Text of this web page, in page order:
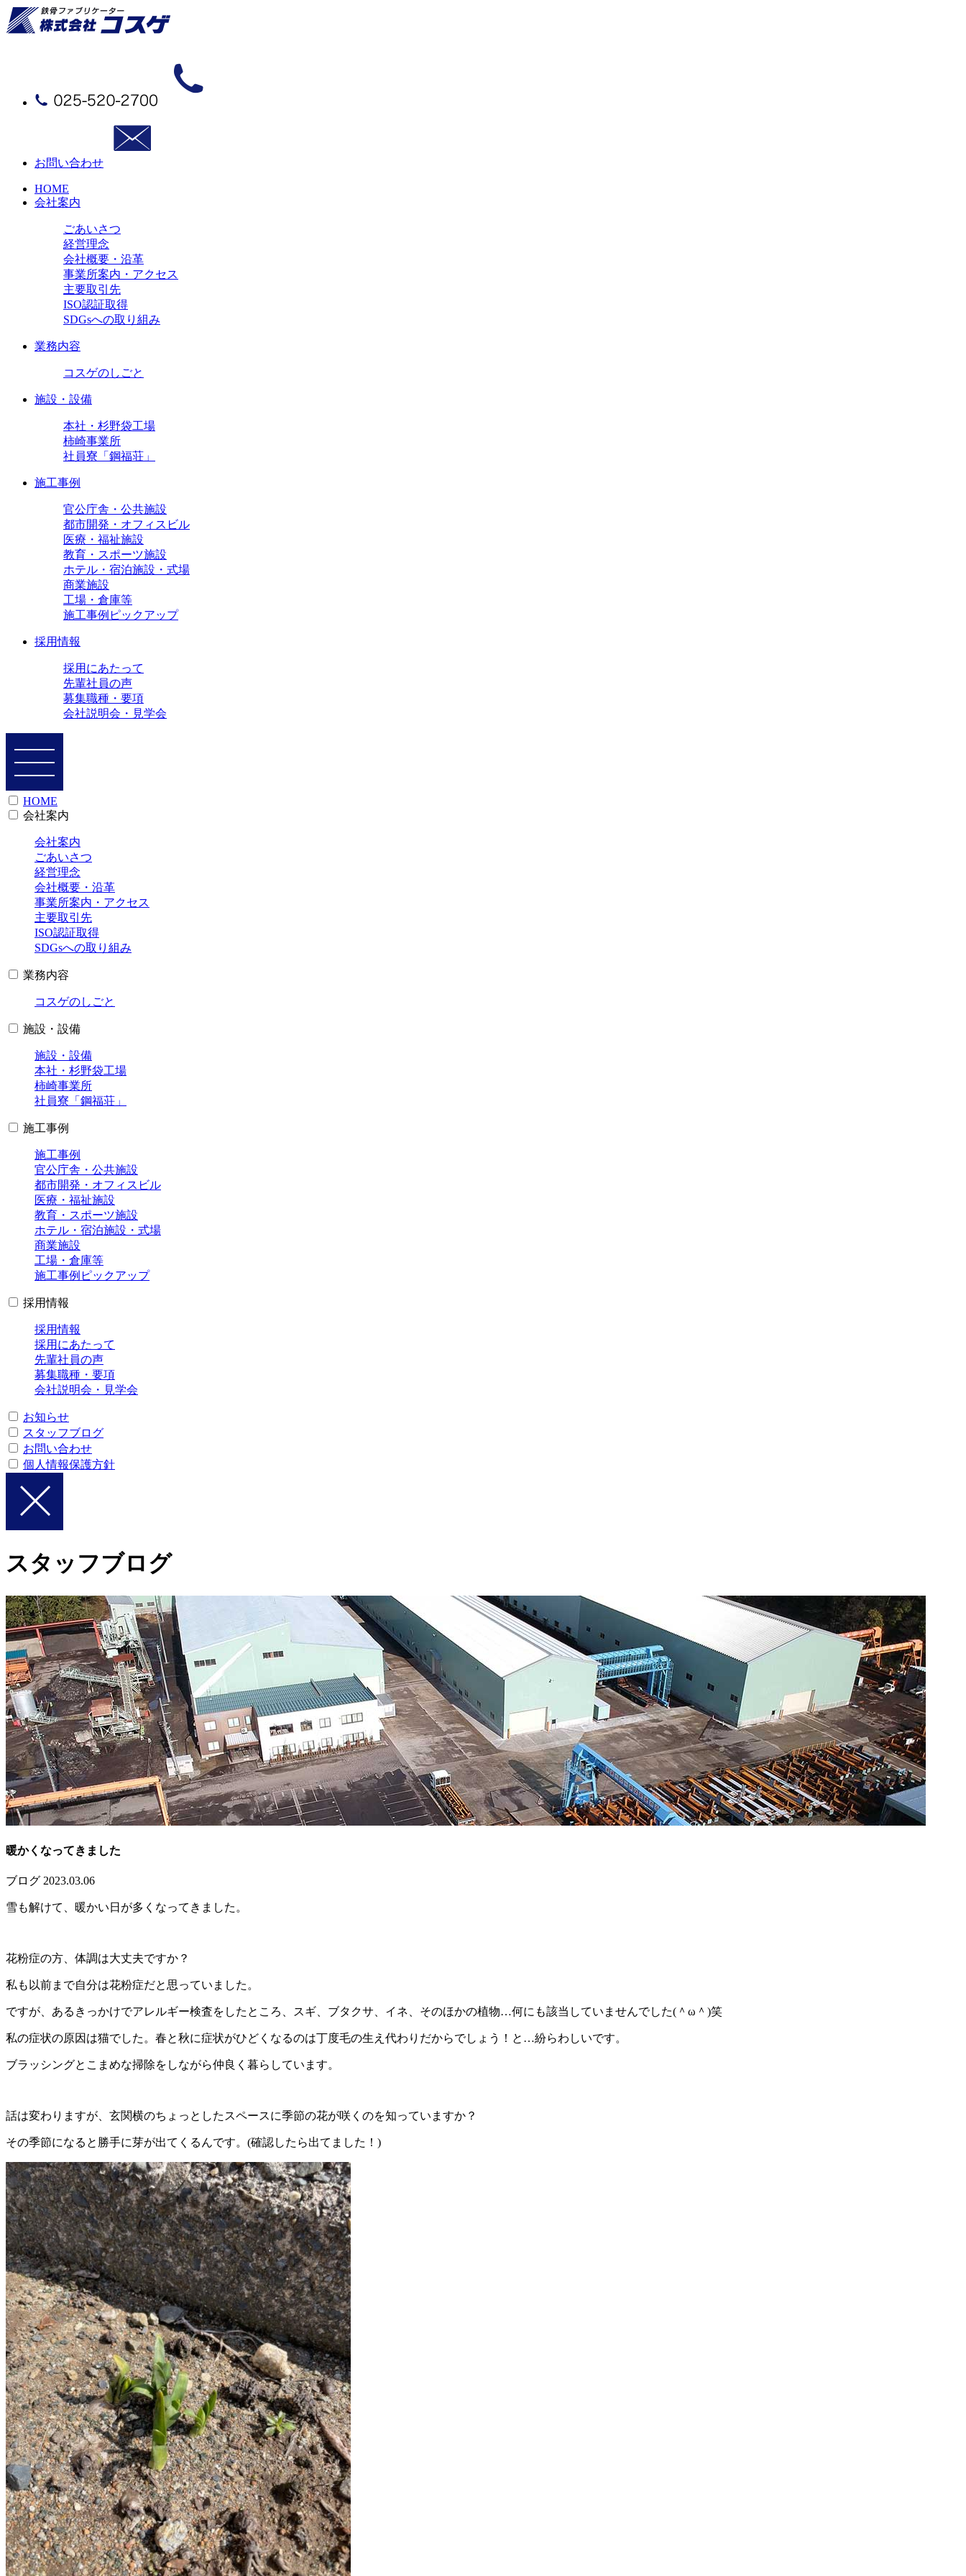
お問い合わせ
HOME
会社案内
ごあいさつ
経営理念
会社概要・沿革
事業所案内・アクセス
主要取引先
ISO認証取得
SDGsへの取り組み
業務内容
コスゲのしごと
施設・設備
本社・杉野袋工場
柿崎事業所
社員寮「鋼福荘」
施工事例
官公庁舎・公共施設
都市開発・オフィスビル
医療・福祉施設
教育・スポーツ施設
ホテル・宿泊施設・式場
商業施設
工場・倉庫等
施工事例ピックアップ
採用情報
採用にあたって
先輩社員の声
募集職種・要項
会社説明会・見学会
HOME
会社案内
会社案内
ごあいさつ
経営理念
会社概要・沿革
事業所案内・アクセス
主要取引先
ISO認証取得
SDGsへの取り組み
業務内容
コスゲのしごと
施設・設備
施設・設備
本社・杉野袋工場
柿崎事業所
社員寮「鋼福荘」
施工事例
施工事例
官公庁舎・公共施設
都市開発・オフィスビル
医療・福祉施設
教育・スポーツ施設
ホテル・宿泊施設・式場
商業施設
工場・倉庫等
施工事例ピックアップ
採用情報
採用情報
採用にあたって
先輩社員の声
募集職種・要項
会社説明会・見学会
お知らせ
スタッフブログ
お問い合わせ
個人情報保護方針
スタッフブログ
暖かくなってきました
ブログ 2023.03.06
雪も解けて、暖かい日が多くなってきました。
花粉症の方、体調は大丈夫ですか？
私も以前まで自分は花粉症だと思っていました。
ですが、あるきっかけでアレルギー検査をしたところ、スギ、ブタクサ、イネ、そのほかの植物…何にも該当していませんでした(＾ω＾)笑
私の症状の原因は猫でした。春と秋に症状がひどくなるのは丁度毛の生え代わりだからでしょう！と…紛らわしいです。
ブラッシングとこまめな掃除をしながら仲良く暮らしています。
話は変わりますが、玄関横のちょっとしたスペースに季節の花が咲くのを知っていますか？
その季節になると勝手に芽が出てくるんです。(確認したら出てました！)